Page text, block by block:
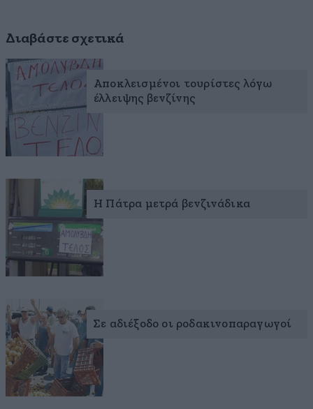
Διαβάστε σχετικά
Αποκλεισμένοι τουρίστες λόγω
έλλειψης βενζίνης
Η Πάτρα μετρά βενζινάδικα
Σε αδιέξοδο οι ροδακινοπαραγωγοί